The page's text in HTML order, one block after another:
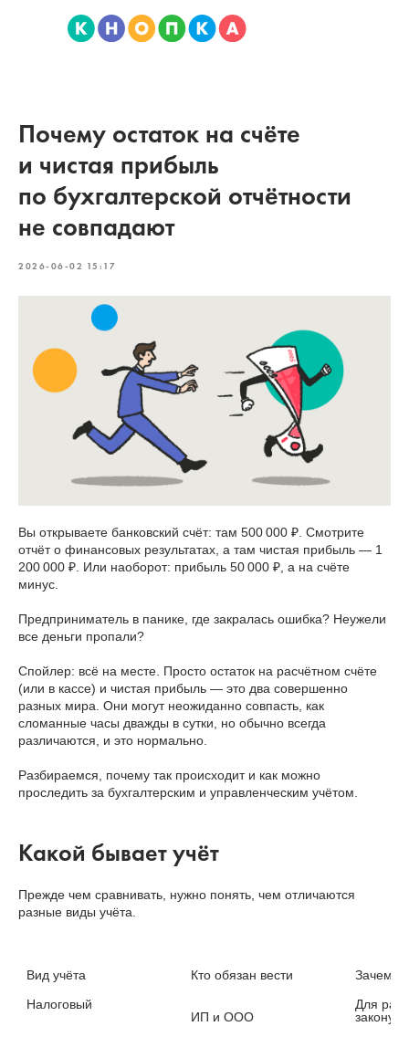
Почему остаток на счёте
и чистая прибыль
по бухгалтерской отчётности
не совпадают
2026-06-02 15:17
Вы открываете банковский счёт: там 500 000 ₽. Смотрите
отчёт о финансовых результатах, а там чистая прибыль — 1
200 000 ₽. Или наоборот: прибыль 50 000 ₽, а на счёте
минус.
Предприниматель в панике, где закралась ошибка? Неужели
все деньги пропали?
Спойлер: всё на месте. Просто остаток на расчётном счёте
(или в кассе) и чистая прибыль — это два совершенно
разных мира. Они могут неожиданно совпасть, как
сломанные часы дважды в сутки, но обычно всегда
различаются, и это нормально.
Разбираемся, почему так происходит и как можно
проследить за бухгалтерским и управленческим учётом.
Какой бывает учёт
Прежде чем сравнивать, нужно понять, чем отличаются
разные виды учёта.
Для